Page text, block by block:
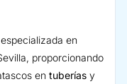
en
proporcionando
en tuberías y